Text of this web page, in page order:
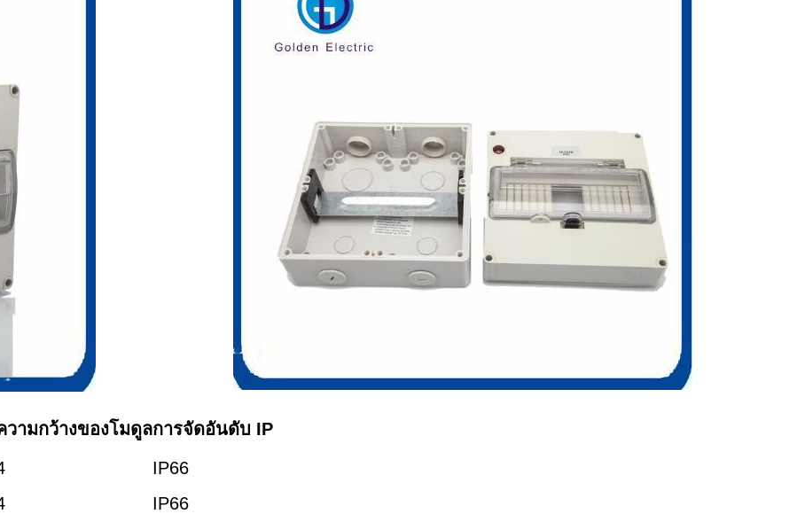
วามกว้างของโมดูลการจัดอันดับ IP
IP66
IP66